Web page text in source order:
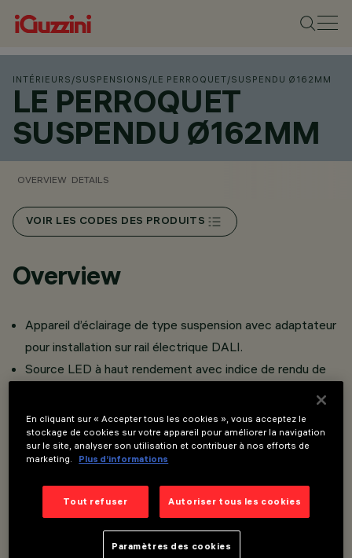
INTÉRIEURS /SUSPENSIONS /LE PERROQUET/SUSPENDU Ø162MM
LE PERROQUET
SUSPENDU Ø162MM
OVERVIEW DETAILS
VOIR LES CODES DES PRODUITS
Overview
Appareil d’éclairage de type suspension avec adaptateur
pour installation sur rail électrique DALI.
Source LED à haut rendement avec indice de rendu de
Projecteur suspendu orientable en aluminium moulé sous
pression et matière thermoplastique.
Système de suspension équilibré avec double filin en
Fourni avec blocages mécaniques de l’orientation ; les
mouvements de rotation et inclinaison peuvent être
bloqués afin de garantir une orientation précise de la
En cliquant sur « Accepter tous les cookies », vous acceptez le
stockage de cookies sur votre appareil pour améliorer la navigation
sur le site, analyser son utilisation et contribuer à nos efforts de
marketing.
Plus d’informations
Tout refuser Autoriser tous les cookies
Paramètres des cookies